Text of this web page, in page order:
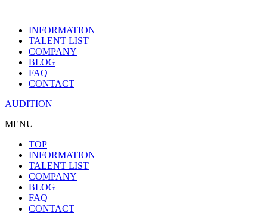
INFORMATION
TALENT LIST
COMPANY
BLOG
FAQ
CONTACT
AUDITION
MENU
TOP
INFORMATION
TALENT LIST
COMPANY
BLOG
FAQ
CONTACT